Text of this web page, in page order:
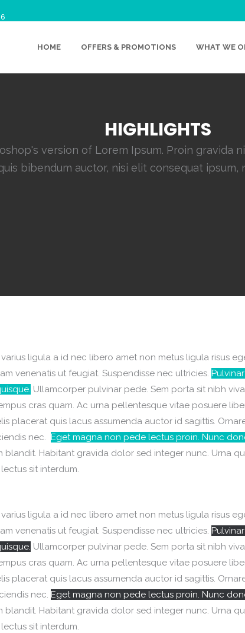
HOME OFFERS & PROMOTIONS WHAT WE
HIGHLIGHTS
version of Lorem Ipsum. Proin gravida
bibendum auctor, nisi elit consequat ipsum,
ligula a id nec libero amet non metus ligula risus
venenatis ut feugiat. Suspendisse nec ultricies.
Ullamcorper pulvinar pede. Sem porta sit nibh
cras quam. Ac urna pellentesque vitae posuere
placerat quis lacus assumenda auctor id sagittis.
nec. Eget magna non pede lectus proin. Nunc
blandit. Habitant gravida dolor sed integer nunc. Urna
sit interdum.
ligula a id nec libero amet non metus ligula risus
venenatis ut feugiat. Suspendisse nec ultricies.
Ullamcorper pulvinar pede. Sem porta sit nibh
cras quam. Ac urna pellentesque vitae posuere
placerat quis lacus assumenda auctor id sagittis.
nec. Eget magna non pede lectus proin. Nunc
blandit. Habitant gravida dolor sed integer nunc. Urna
sit interdum.